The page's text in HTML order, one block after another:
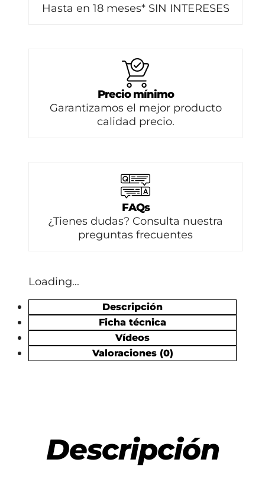
Hasta en 18 meses* SIN INTERESES
Precio mínimo
Garantizamos el mejor producto
calidad precio.
FAQs
¿Tienes dudas? Consulta nuestra
preguntas frecuentes
Loading...
Descripción
Ficha técnica
Vídeos
Valoraciones (0)
Descripción